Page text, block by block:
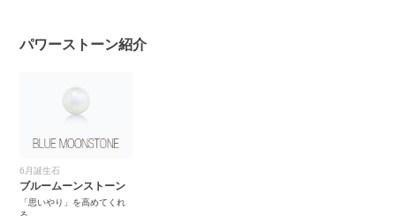
パワーストーン紹介
6月誕生石
ブルームーンストーン
「思いやり」を高めてくれ